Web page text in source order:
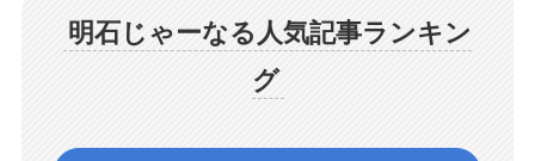
明石じゃーなる人気記事ランキン
グ